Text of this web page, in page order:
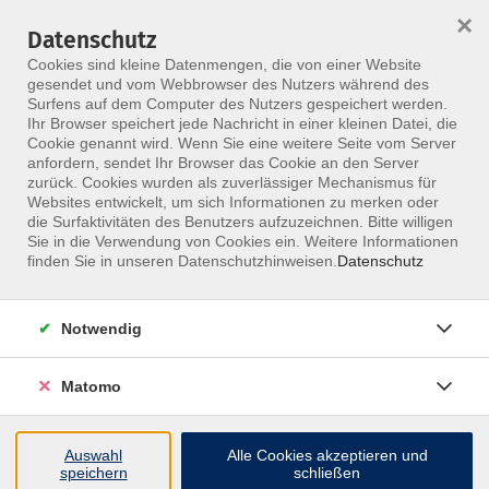
Skip to main content
Lehrteam Medical Yoga
Academy
0 Kurse
Datenschutz
Cookies sind kleine Datenmengen, die von einer Website
gesendet und vom Webbrowser des Nutzers während des
Surfens auf dem Computer des Nutzers gespeichert werden.
Ihr Browser speichert jede Nachricht in einer kleinen Datei, die
Cookie genannt wird. Wenn Sie eine weitere Seite vom Server
anfordern, sendet Ihr Browser das Cookie an den Server
zurück. Cookies wurden als zuverlässiger Mechanismus für
Websites entwickelt, um sich Informationen zu merken oder
die Surfaktivitäten des Benutzers aufzuzeichnen. Bitte willigen
Sie in die Verwendung von Cookies ein. Weitere Informationen
finden Sie in unseren Datenschutzhinweisen. Datenschutz
×
Notwendig
Matomo
Auswahl
speichern
Alle Cookies akzeptieren und
schließen